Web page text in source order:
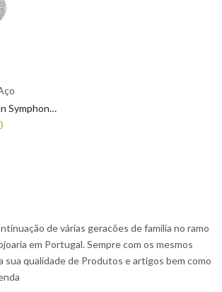
Medalha Nomination Symphony 026220
de várias geracões de familia no ramo
em Portugal. Sempre com os mesmos
sua qualidade de Produtos e artigos bem como